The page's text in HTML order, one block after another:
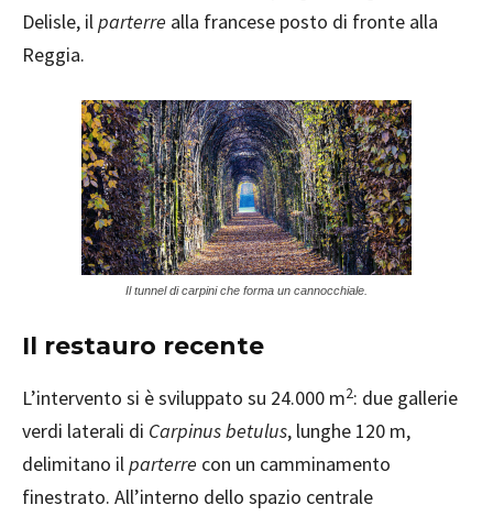
Delisle, ilparterre alla francese posto di fronte alla
Reggia.
Il tunnel di carpini che forma un cannocchiale.
Il restauro recente
L’intervento si è sviluppato su 24.000 m2: due gallerie
verdi laterali di Carpinus betulus, lunghe 120 m,
delimitano ilparterre con un camminamento
finestrato. All’interno dello spazio centrale